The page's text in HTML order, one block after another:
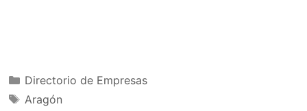
Categorías
Directorio de Empresas
Etiquetas
Aragón